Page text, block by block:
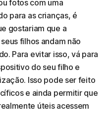
fotos com uma
para as crianças, é
gostariam que a
filhos andam não
Para evitar isso, vá para
do seu filho e
Isso pode ser feito
e ainda permitir que
úteis acessem